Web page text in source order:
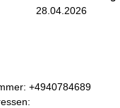
28.04.2026
+4940784689